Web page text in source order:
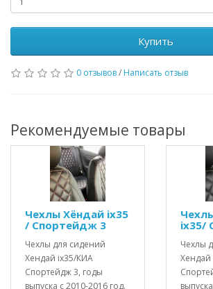
Купить
0 отзывов/ Написать отзыв
Рекомендуемые товары
Чехлы Хёндай ix35
/ Спортейдж 3
Чехлы для сидений
Хендай ix35/КИА
Спортейдж 3, годы
выпуска с 2010-2016 год.
ix35/
Чехлы